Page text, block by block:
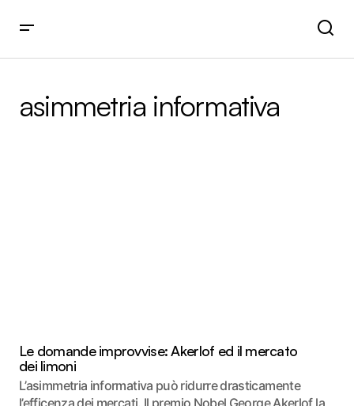
asimmetria informativa
Le domande improvvise: Akerlof ed il mercato
dei limoni
L’asimmetria informativa può ridurre drasticamente
l’efficenza dei mercati. Il premio Nobel George Akerlof la